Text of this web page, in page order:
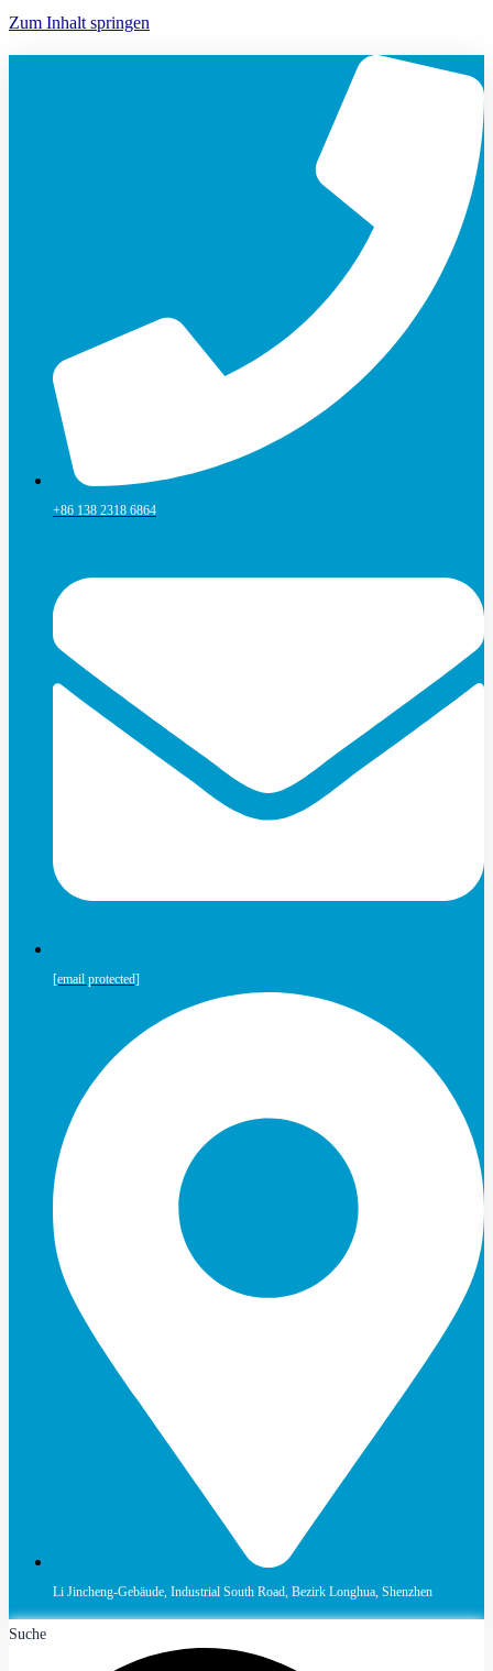
Zum Inhalt springen
+86 138 2318 6864
[email protected]
Li Jincheng-Gebäude, Industrial South Road, Bezirk Longhua, Shenzhen
Suche